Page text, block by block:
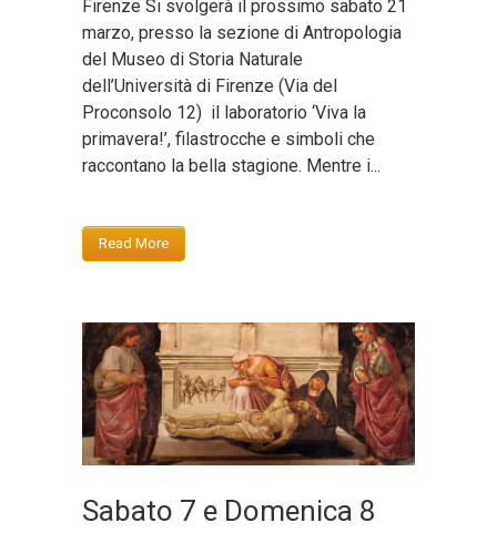
Firenze Si svolgerà il prossimo sabato 21
marzo, presso la sezione di Antropologia
del Museo di Storia Naturale
dell’Università di Firenze (Via del
Proconsolo 12) il laboratorio ‘Viva la
primavera!’, filastrocche e simboli che
raccontano la bella stagione. Mentre i...
Read More
Sabato 7 e Domenica 8